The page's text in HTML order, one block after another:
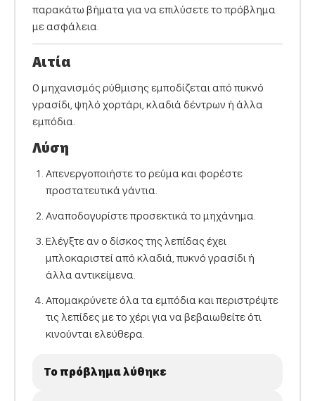
παρακάτω βήματα για να επιλύσετε το πρόβλημα
με ασφάλεια.
Αιτία
Ο μηχανισμός ρύθμισης εμποδίζεται από πυκνό
γρασίδι, ψηλό χορτάρι, κλαδιά δέντρων ή άλλα
εμπόδια.
Λύση
Απενεργοποιήστε το ρεύμα και φορέστε
προστατευτικά γάντια.
Αναποδογυρίστε προσεκτικά το μηχάνημα.
Ελέγξτε αν ο δίσκος της λεπίδας έχει
μπλοκαριστεί από κλαδιά, πυκνό γρασίδι ή
άλλα αντικείμενα.
Απομακρύνετε όλα τα εμπόδια και περιστρέψτε
τις λεπίδες με το χέρι για να βεβαιωθείτε ότι
κινούνται ελεύθερα.
Το πρόβλημα λύθηκε